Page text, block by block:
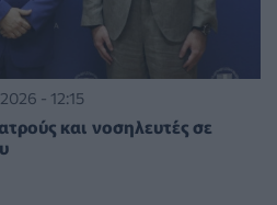
- 12:15
και νοσηλευτές σε